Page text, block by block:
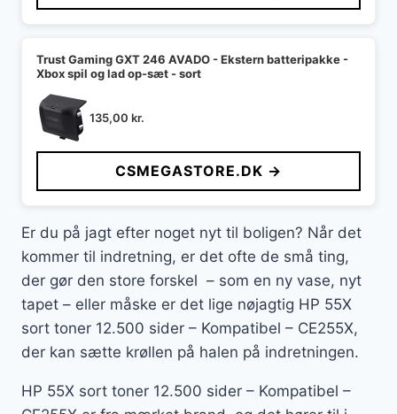
Trust Gaming GXT 246 AVADO - Ekstern batteripakke -
Xbox spil og lad op-sæt - sort
135,00 kr.
CSMEGASTORE.DK →
Er du på jagt efter noget nyt til boligen? Når det
kommer til indretning, er det ofte de små ting,
der gør den store forskel – som en ny vase, nyt
tapet – eller måske er det lige nøjagtig HP 55X
sort toner 12.500 sider – Kompatibel – CE255X,
der kan sætte krøllen på halen på indretningen.
HP 55X sort toner 12.500 sider – Kompatibel –